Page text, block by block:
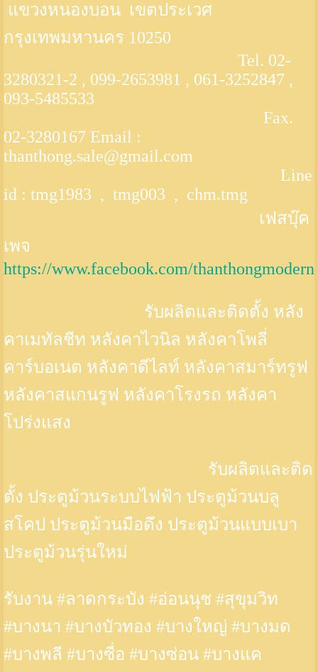
แขวงหนองบอน เขตประเวศ
กรุงเทพมหานคร 10250
Tel. 02-
3280321-2 , 099-2653981 , 061-3252847 ,
093-5485533
Fax.
02-3280167 Email :
thanthong.sale@gmail.com
Line
id : tmg1983 , tmg003 , chm.tmg
เฟสบุ๊ค
เพจ
https://www.facebook.com/thanthongmodern
รับผลิตและติดตั้ง หลัง
คาเมทัลชีท หลังคาไวนิล หลังคาโพลี่
คาร์บอเนต หลังคาดีไลท์ หลังคาสมาร์ทรูฟ
หลังคาสแกนรูฟ หลังคาโรงรถ หลังคา
โปร่งแสง
รับผลิตและติด
ตั้ง ประตูม้วนระบบไฟฟ้า ประตูม้วนบลู
สโคป ประตูม้วนมือดึง ประตูม้วนแบบเบา
ประตูม้วนรุ่นใหม่
รับงาน #ลาดกระบัง #อ่อนนุช #สุขุมวิท
#บางนา #บางบัวทอง #บางใหญ่ #บางมด
#บางพลี #บางซื่อ #บางซ่อน #บางแค